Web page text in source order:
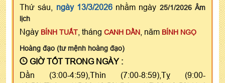
Thứ sáu, ngày 13/3/2026nhằm ngày 25/1/2026 Âm
lịch
Ngày BÍNH TUẤT , tháng CANH DẦN , năm BÍNH NGỌ
Hoàng đạo (tư mệnh hoàng đạo)
GIỜ TỐT TRONG NGÀY :
Dần (3:00-4:59),Thìn (7:00-8:59),Tỵ (9:00-